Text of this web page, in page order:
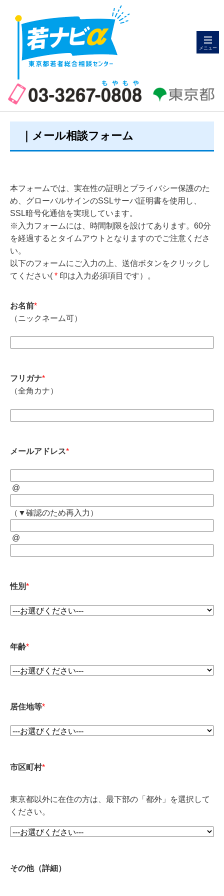
メニュー
｜メール相談フォーム
本フォームでは、実在性の証明とプライバシー保護のた
め、グローバルサインのSSLサーバ証明書を使用し、
SSL暗号化通信を実現しています。
※入力フォームには、時間制限を設けてあります。60分
を経過するとタイムアウトとなりますのでご注意くださ
い。
以下のフォームにご入力の上、送信ボタンをクリックし
てください( * 印は入力必須項目です）。
お名前*
（ニックネーム可）
フリガナ*
（全角カナ）
メールアドレス*
@
（▼確認のため再入力）
@
性別*
年齢*
居住地等*
市区町村*
東京都以外に在住の方は、最下部の「都外」を選択して
ください。
その他（詳細）